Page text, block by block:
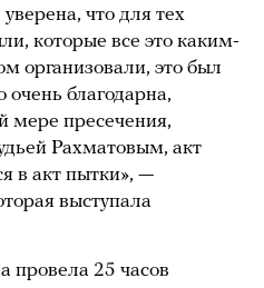
что для тех
которые все это каким-
организовали, это был
очень благодарна,
мере пресечения,
Рахматовым, акт
в акт пытки», —
выступала
провела 25 часов